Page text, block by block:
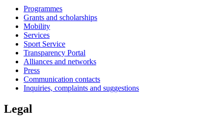
Programmes
Grants and scholarships
Mobility
Services
Sport Service
Transparency Portal
Alliances and networks
Press
Communication contacts
Inquiries, complaints and suggestions
Legal